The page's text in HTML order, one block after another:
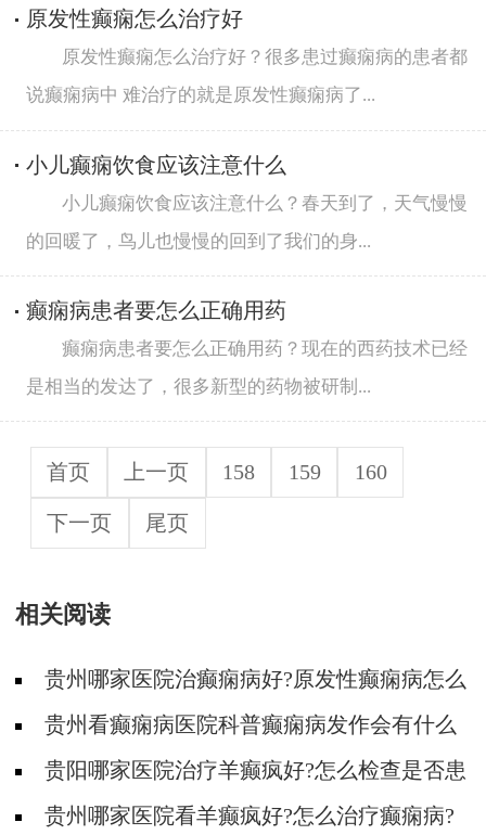
原发性癫痫怎么治疗好
原发性癫痫怎么治疗好？很多患过癫痫病的患者都
说癫痫病中 难治疗的就是原发性癫痫病了...
小儿癫痫饮食应该注意什么
小儿癫痫饮食应该注意什么？春天到了，天气慢慢
的回暖了，鸟儿也慢慢的回到了我们的身...
癫痫病患者要怎么正确用药
癫痫病患者要怎么正确用药？现在的西药技术已经
是相当的发达了，很多新型的药物被研制...
首页 上一页 158 159 160
下一页 尾页
相关阅读
贵州哪家医院治癫痫病好?原发性癫痫病怎么
治疗好?
贵州看癫痫病医院科普癫痫病发作会有什么
症状?贵阳哪家医院治疗羊癫疯好?怎么检查是否患
有癫痫病?
贵州哪家医院看羊癫疯好?怎么治疗癫痫病?